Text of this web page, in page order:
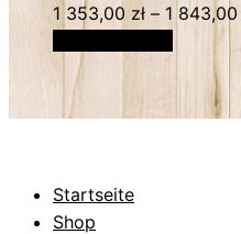
1 353,00 zł – 1 843,00
Startseite
Shop